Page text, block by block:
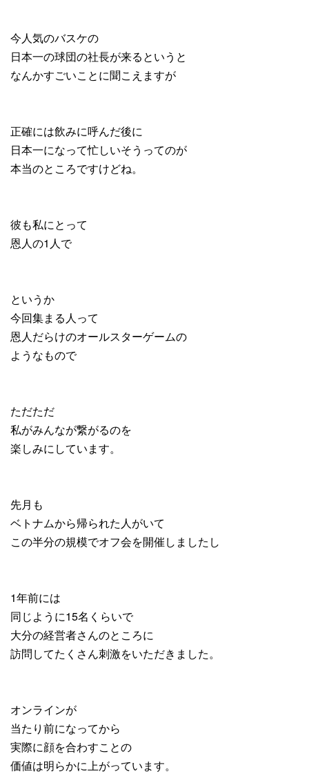
今人気のバスケの
日本一の球団の社長が来るというと
なんかすごいことに聞こえますが
正確には飲みに呼んだ後に
日本一になって忙しいそうってのが
本当のところですけどね。
彼も私にとって
恩人の1人で
というか
今回集まる人って
恩人だらけのオールスターゲームの
ようなもので
ただただ
私がみんなが繋がるのを
楽しみにしています。
先月も
ベトナムから帰られた人がいて
この半分の規模でオフ会を開催しましたし
1年前には
同じように15名くらいで
大分の経営者さんのところに
訪問してたくさん刺激をいただきました。
オンラインが
当たり前になってから
実際に顔を合わすことの
価値は明らかに上がっています。